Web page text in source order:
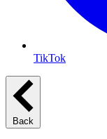
TikTok
Back